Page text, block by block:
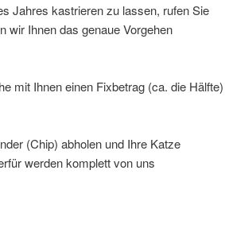
Jahres kastrieren zu lassen, rufen Sie
wir Ihnen das genaue Vorgehen
mit Ihnen einen Fixbetrag (ca. die Hälfte)
(Chip) abholen und Ihre Katze
werden komplett von uns